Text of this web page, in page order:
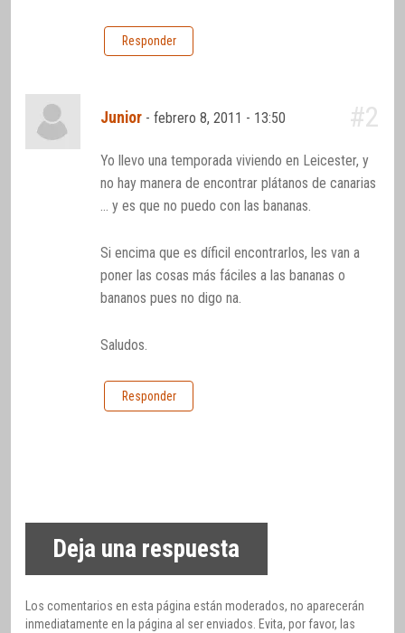
Responder
Junior -febrero 8, 2011 - 13:50 #2
Yo llevo una temporada viviendo en Leicester, y
no hay manera de encontrar plátanos de canarias
… y es que no puedo con las bananas.
Si encima que es díficil encontrarlos, les van a
poner las cosas más fáciles a las bananas o
bananos pues no digo na.
Saludos.
Responder
Deja una respuesta
Los comentarios en esta página están moderados, no aparecerán
inmediatamente en la página al ser enviados. Evita, por favor, las